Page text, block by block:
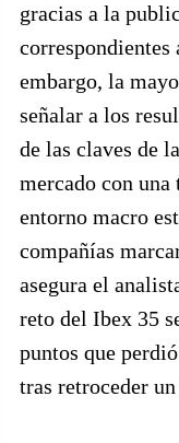
gracias a la
embargo, la
señalar a los
de las claves de
mercado con
entorno macro
compañías
asegura el
reto del Ibex 35
puntos que
tras retroceder